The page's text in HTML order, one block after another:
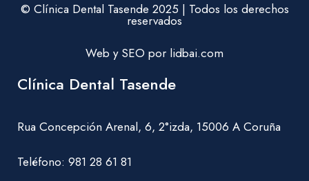
© Clínica Dental Tasende 2025 | Todos los derechos
reservados
Web y SEO por lidbai.com
Clínica Dental Tasende
Rua Concepción Arenal, 6, 2°izda, 15006 A Coruña
Teléfono: 981 28 61 81